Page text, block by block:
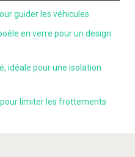
guider les véhicules
en verre pour un design
idéale pour une isolation
pour limiter les frottements